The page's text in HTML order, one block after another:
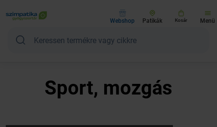
Webshop Patikák Kosár Menü
Sport, mozgás